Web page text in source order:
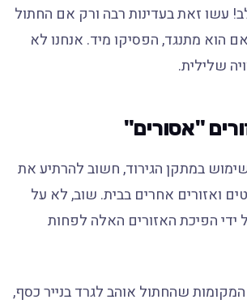
עשו זאת בעדינות רבה ורק אם החתול
הוא מתנגד, הפסיקו מיד. אנחנו לא
שלילית.
"אסורים"
במתקן הגירוד, חשוב להרתיע את
ואזורים אחרים בבית. שוב, לא על
ידי הפיכת האזורים האלה לפחות
שהחתול אוהב לגרד בנייר כסף,